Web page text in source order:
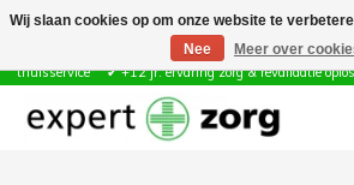
Zorg & Revalidatie Hulpmiddelen ✔ Eigen
thuisservice* ✔ +12 jr. ervaring zorg & revalidatie
Wij slaan cookies op om onze website te
Nee
Meer over